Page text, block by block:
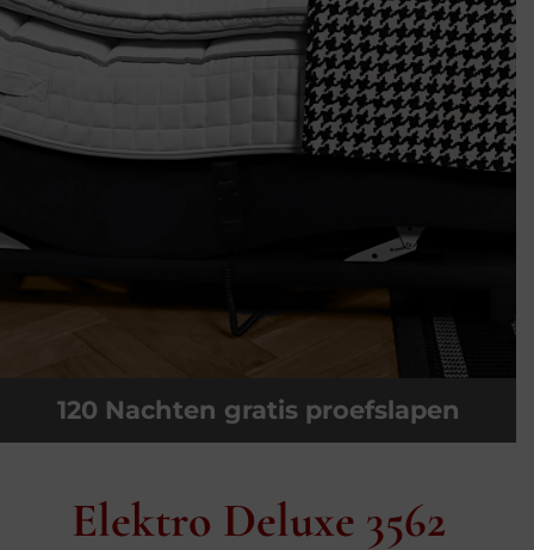
120 Nachten gratis proefslapen
Elektro Deluxe 3562